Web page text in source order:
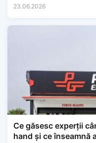
23.06.2026
Ce găsesc experții
hand și ce înseamnă